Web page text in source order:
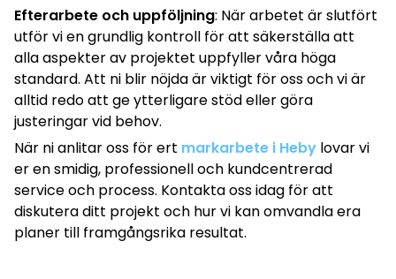
Efterarbete och uppföljning: När arbetet är slutfört
utför vi en grundlig kontroll för att säkerställa att
alla aspekter av projektet uppfyller våra höga
standard. Att ni blir nöjda är viktigt för oss och vi är
alltid redo att ge ytterligare stöd eller göra
justeringar vid behov.
När ni anlitar oss för ert markarbete i Heby lovar vi
er en smidig, professionell och kundcentrerad
service och process. Kontakta oss idag för att
diskutera ditt projekt och hur vi kan omvandla era
planer till framgångsrika resultat.